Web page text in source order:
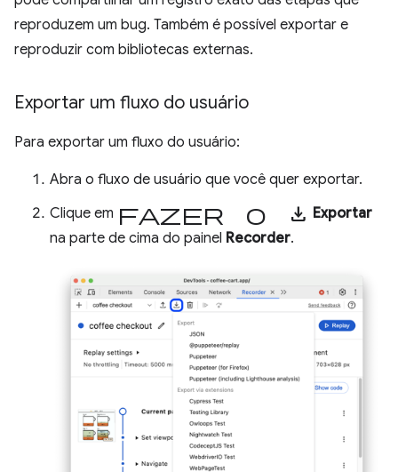
reproduzem um bug. Também é possível exportar e
reproduzir com bibliotecas externas.
Exportar um fluxo do usuário
Para exportar um fluxo do usuário:
Abra o fluxo de usuário que você quer exportar.
Clique em Fazer o download Exportar
na parte de cima do painel Recorder.